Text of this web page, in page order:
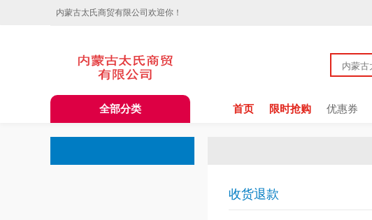
内蒙古太氏商贸有限公司欢迎你！
全部分类 首页 限时抢购 优惠券
收货退款